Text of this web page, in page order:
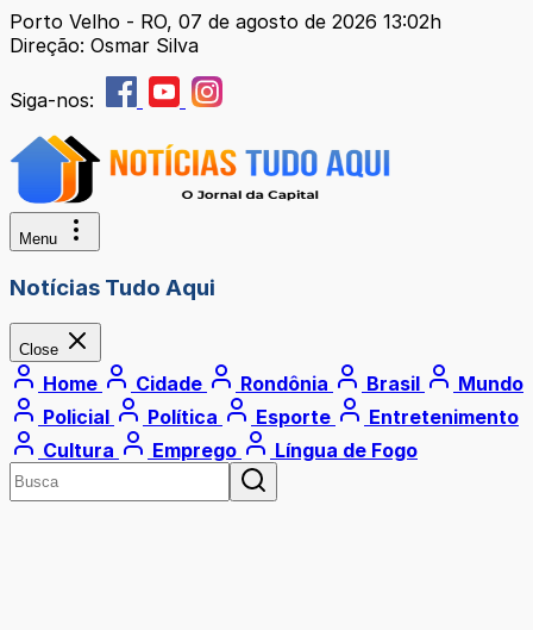
Porto Velho - RO, 07 de agosto de 2026 13:02h
Direção: Osmar Silva
Siga-nos:
Menu
Notícias Tudo Aqui
Close
Home Cidade Rondônia Brasil
Mundo
Policial
Política Esporte
Entretenimento
Cultura
Emprego Língua de Fogo